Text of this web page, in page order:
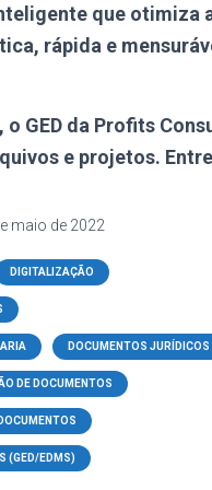
que otimiza
rápida e
, o GED da Profits
e projetos.
maio de 2022
DIGITALIZAÇÃO
DOCUMENTOS JURÍDICOS
DE DOCUMENTOS
(GED/EDMS)